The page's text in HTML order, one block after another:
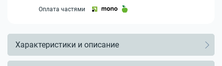
Оплата частями
Характеристики и описание